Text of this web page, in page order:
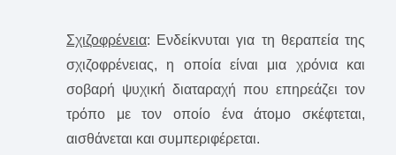
Σχιζοφρένεια: Ενδείκνυται για τη θεραπεία της
σχιζοφρένειας, η οποία είναι μια χρόνια και
σοβαρή ψυχική διαταραχή που επηρεάζει τον
τρόπο με τον οποίο ένα άτομο σκέφτεται,
αισθάνεται και συμπεριφέρεται.